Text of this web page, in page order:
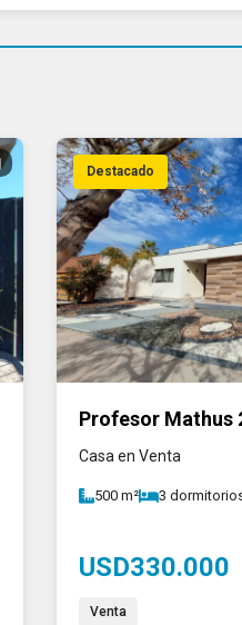
Destacado
Profesor Mathus
Casa en Venta
500 m² 3
USD330.000
Venta